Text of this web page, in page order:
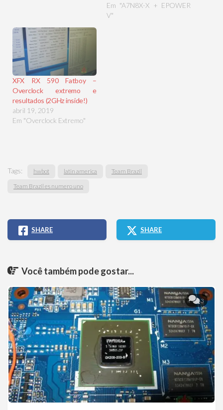
Em "A7N8X-X + EPOWER
V"
XFX RX 590 Fatboy –
Overclock extremo e
resultados (2GHz inside!)
abril 19, 2019
Em "Overclock Extremo"
Tags: hwbot latin america
Team Brazil
Team Brazil es numero uno
SHARE SHARE
Você também pode gostar...
3